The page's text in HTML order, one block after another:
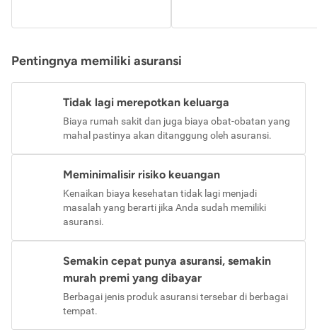
Pentingnya memiliki asuransi
Tidak lagi merepotkan keluarga
Biaya rumah sakit dan juga biaya obat-obatan yang
mahal pastinya akan ditanggung oleh asuransi.
Meminimalisir risiko keuangan
Kenaikan biaya kesehatan tidak lagi menjadi
masalah yang berarti jika Anda sudah memiliki
asuransi.
Semakin cepat punya asuransi, semakin
murah premi yang dibayar
Berbagai jenis produk asuransi tersebar di berbagai
tempat.